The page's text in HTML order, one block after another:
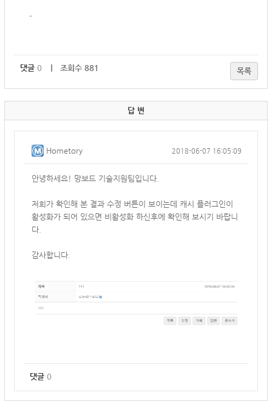
-
댓글 0 ｜ 조회수 881 목록
답 변
Hometory 2018-06-07 16:05:09
안녕하세요! 망보드 기술지원팀입니다.
저희가 확인해 본 결과 수정 버튼이 보이는데 캐시 플러그인이
활성화가 되어 있으면 비활성화 하신후에 확인해 보시기 바랍니
다.
감사합니다.
댓글 0